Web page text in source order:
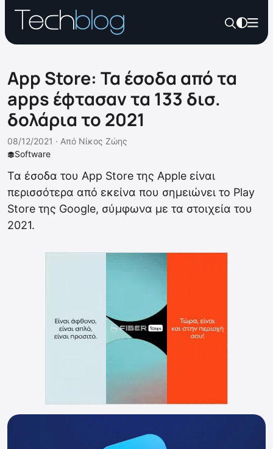
App Store: Τα έσοδα από τα
apps έφτασαν τα 133 δισ.
δολάρια το 2021
Software
08/12/2021 · Από Νίκος Ζώης
Τα έσοδα του App Store της Apple είναι
περισσότερα από εκείνα που σημειώνει το Play
Store της Google, σύμφωνα με τα στοιχεία του
2021.